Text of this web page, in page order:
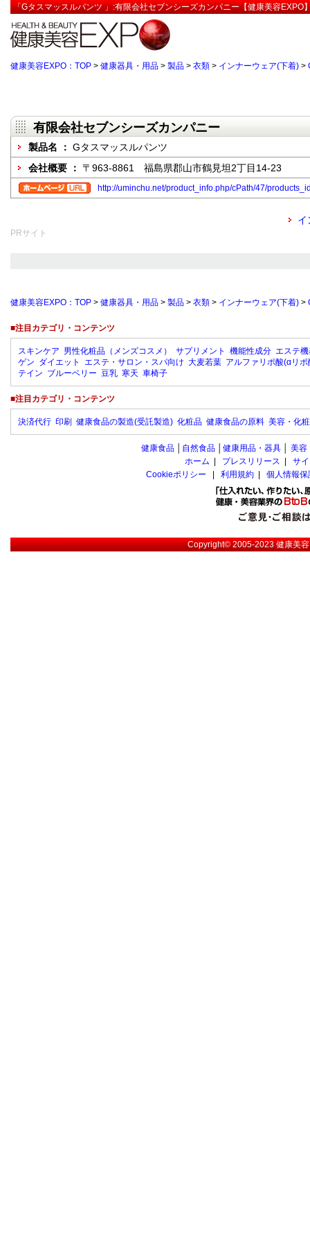
「Gタスマッスルパンツ 」:有限会社セブンシーズカンパニー【健康美容EXPO
健康美容EXPO：TOP > 健康器具・用品 > 製品 > 衣類 > インナーウェア(下着) >
有限会社セブンシーズカンパニー
製品名 ： Gタスマッスルパンツ
会社概要 ： 〒963-8861 福島県郡山市鶴見坦2丁目14-23
http://uminchu.net/product_info.php/cPath/47/
イ
PRサイト
健康美容EXPO：TOP > 健康器具・用品 > 製品 > 衣類 > インナーウェア(下着) >
■注目カテゴリ・コンテンツ
スキンケア 男性化粧品（メンズコスメ） サプリメント 機能性成分 エステ
ゲン ダイエット エステ・サロン・スパ向け 大麦若葉 アルファリポ酸(αリポ
テイン ブルーベリー 豆乳 寒天 車椅子
■注目カテゴリ・コンテンツ
決済代行 印刷 健康食品の製造(受託製造) 化粧品 健康食品の原料 美容・化
健康食品 自然食品 健康用品・器具 美容
ホーム
プレスリリース
サ
Cookieポリシー
利用規約 個人情報
Copyright© 2005-2023健康美